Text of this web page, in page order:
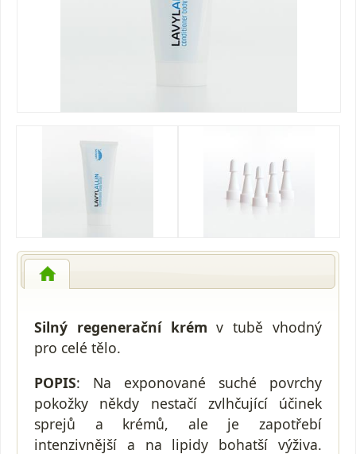
Silný regenerační krém v tubě vhodný
pro celé tělo.
POPIS: Na exponované suché povrchy
pokožky někdy nestačí zvlhčující účinek
sprejů a krémů, ale je zapotřebí
intenzivnější a na lipidy bohatší výživa.